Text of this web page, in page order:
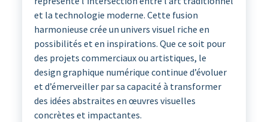
et la technologie moderne. Cette fusion
harmonieuse crée un univers visuel riche en
possibilités et en inspirations. Que ce soit pour
des projets commerciaux ou artistiques, le
design graphique numérique continue d’évoluer
et d’émerveiller par sa capacité à transformer
des idées abstraites en œuvres visuelles
concrètes et impactantes.